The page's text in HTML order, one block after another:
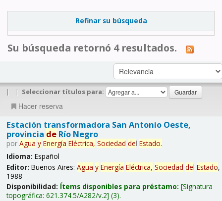
Refinar su búsqueda
Su búsqueda retornó 4 resultados.
| | Seleccionar títulos para:
Hacer reserva
Estación transformadora San Antonio Oeste,
provincia deRío Negro
por Agua y Energía Eléctrica, Sociedad del Estado.
Idioma: Español
Editor: Buenos Aires: Agua y Energía Eléctrica, Sociedad del Estado,
1988
Disponibilidad: Ítems disponibles para préstamo: Signatura
topográfica: 621.374.5/A282/v.2 (3).